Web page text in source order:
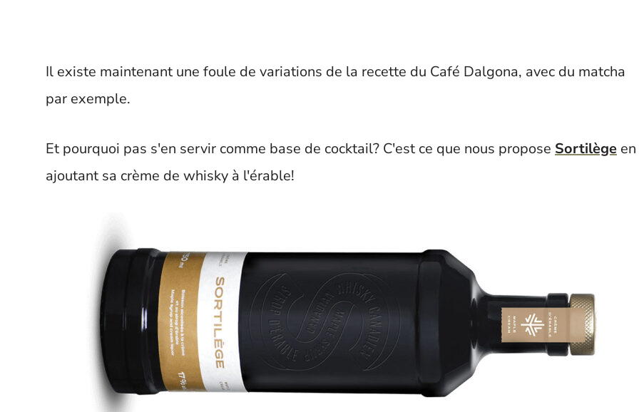
Il existe maintenant une foule de variations de la recette du Café Dalgona, avec du matcha
par exemple.
Et pourquoi pas s'en servir comme base de cocktail? C'est ce que nous propose Sortilège
ajoutant sa crème de whisky à l'érable!